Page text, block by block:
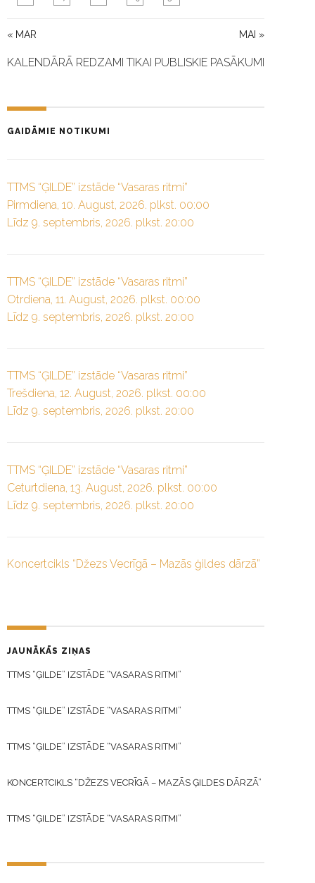
« MAR MAI »
KALENDĀRĀ REDZAMI TIKAI PUBLISKIE PASĀKUMI
GAIDĀMIE NOTIKUMI
TTMS “ĢILDE” izstāde “Vasaras ritmi”
Pirmdiena, 10. August, 2026. plkst. 00:00
Līdz 9. septembris, 2026. plkst. 20:00
TTMS “ĢILDE” izstāde “Vasaras ritmi”
Otrdiena, 11. August, 2026. plkst. 00:00
Līdz 9. septembris, 2026. plkst. 20:00
TTMS “ĢILDE” izstāde “Vasaras ritmi”
Trešdiena, 12. August, 2026. plkst. 00:00
Līdz 9. septembris, 2026. plkst. 20:00
TTMS “ĢILDE” izstāde “Vasaras ritmi”
Ceturtdiena, 13. August, 2026. plkst. 00:00
Līdz 9. septembris, 2026. plkst. 20:00
Koncertcikls “Džezs Vecrīgā – Mazās ģildes dārzā”
JAUNĀKĀS ZIŅAS
TTMS “ĢILDE” IZSTĀDE “VASARAS RITMI”
TTMS “ĢILDE” IZSTĀDE “VASARAS RITMI”
TTMS “ĢILDE” IZSTĀDE “VASARAS RITMI”
KONCERTCIKLS “DŽEZS VECRĪGĀ – MAZĀS ĢILDES DĀRZĀ”
TTMS “ĢILDE” IZSTĀDE “VASARAS RITMI”